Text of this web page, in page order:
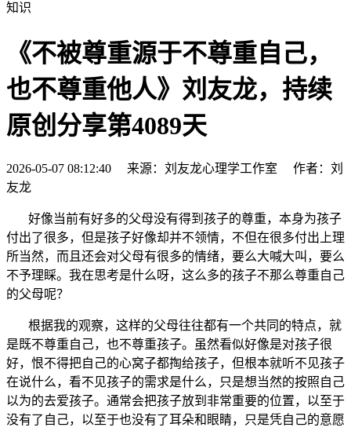
知识
《不被尊重源于不尊重自己，
也不尊重他人》刘友龙，持续
原创分享第4089天
2026-05-07 08:12:40 来源：刘友龙心理学工作室 作者：刘
友龙
好像当前有好多的父母没有得到孩子的尊重，本身为孩子
付出了很多，但是孩子好像却并不领情，不但在很多付出上理
所当然，而且还会对父母有很多的情绪，要么大喊大叫，要么
不予理睬。我在思考是什么呀，这么多的孩子不那么尊重自己
的父母呢？
根据我的观察，这样的父母往往都有一个共同的特点，就
是既不尊重自己，也不尊重孩子。虽然看似好像是对孩子很
好，恨不得把自己的心窝子都掏给孩子，但根本就听不见孩子
在说什么，看不见孩子的需求是什么，只是想当然的按照自己
以为的去爱孩子。通常会把孩子放到非常重要的位置，以至于
没有了自己，以至于也没有了耳朵和眼睛，只是凭自己的意愿